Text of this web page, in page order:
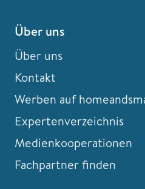
Über uns
Über uns
Kontakt
Werben auf
Expertenverzeichnis
Medienkooperationen
Fachpartner finden